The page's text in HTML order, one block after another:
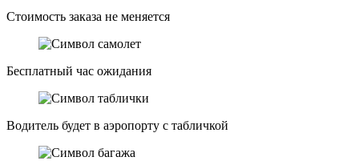
Стоимость заказа не меняется
Бесплатный час ожидания
Водитель будет в аэропорту с табличкой